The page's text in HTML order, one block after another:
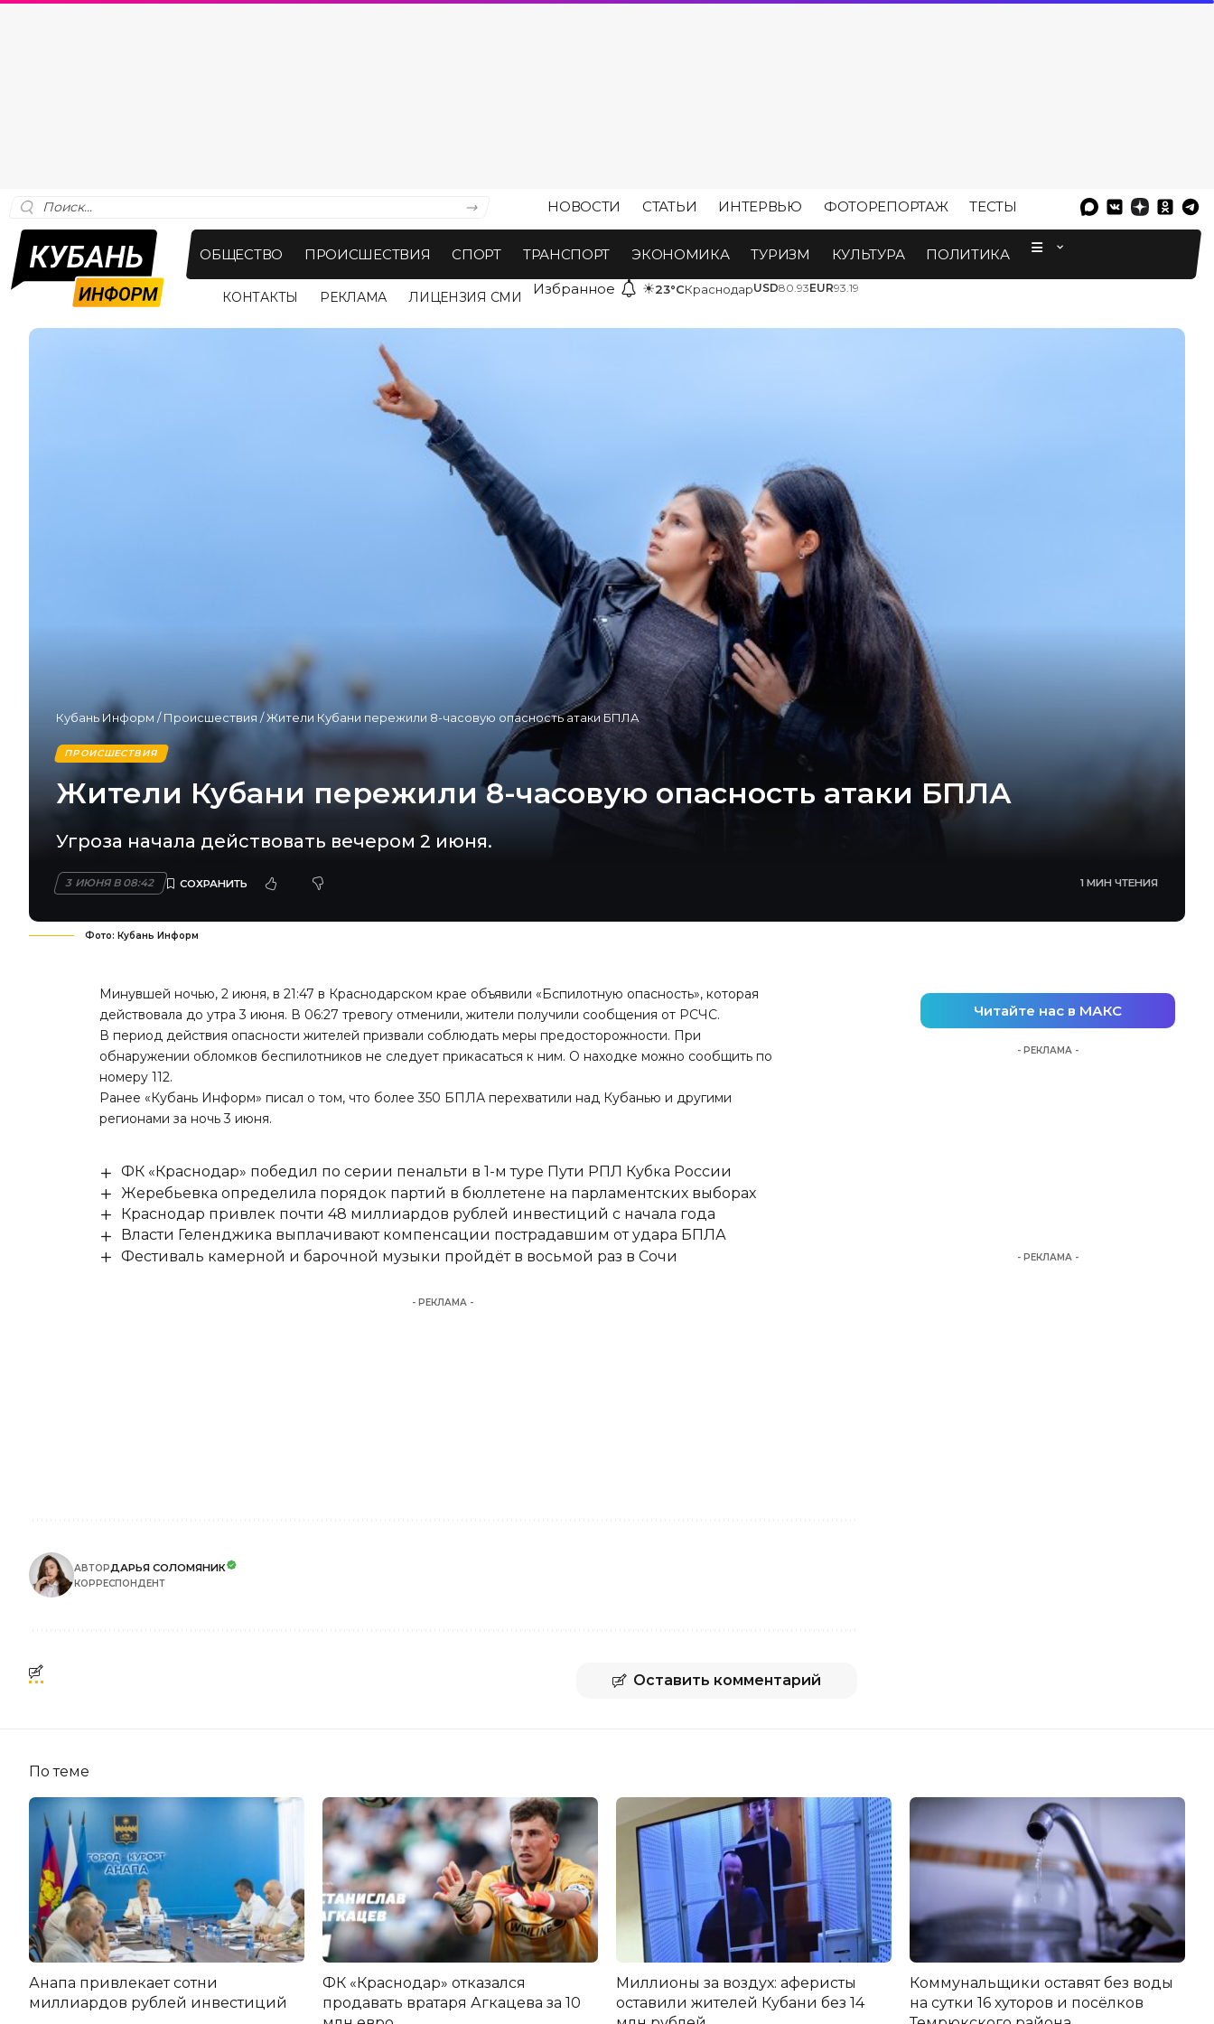
НОВОСТИ СТАТЬИ ИНТЕРВЬЮ ФОТОРЕПОРТАЖ ТЕСТЫ
ОБЩЕСТВО ПРОИСШЕСТВИЯ СПОРТ ТРАНСПОРТ ЭКОНОМИКА ТУРИЗМ КУЛЬТУРА ПОЛИТИКА
КОНТАКТЫ РЕКЛАМА ЛИЦЕНЗИЯ СМИ Избранное ☀23°CКраснодарUSD80.93EUR93.19
Кубань Информ /Происшествия /Жители Кубани пережили 8-часовую опасность атаки БПЛА
ПРОИСШЕСТВИЯ
Жители Кубани пережили 8-часовую опасность атаки БПЛА
Угроза начала действовать вечером 2 июня.
3 ИЮНЯ В 08:42 1 МИН ЧТЕНИЯ
Фото: Кубань Информ
Минувшей ночью, 2 июня, в 21:47 в Краснодарском крае объявили «Бспилотную опасность», которая
действовала до утра 3 июня. В 06:27 тревогу отменили, жители получили сообщения от РСЧС.
В период действия опасности жителей призвали соблюдать меры предосторожности. При
обнаружении обломков беспилотников не следует прикасаться к ним. О находке можно сообщить по
номеру 112.
Ранее «Кубань Информ» писал о том, что более 350 БПЛА перехватили над Кубанью и другими
регионами за ночь 3 июня.
ФК «Краснодар» победил по серии пенальти в 1-м туре Пути РПЛ Кубка России
Жеребьевка определила порядок партий в бюллетене на парламентских выборах
Краснодар привлек почти 48 миллиардов рублей инвестиций с начала года
Власти Геленджика выплачивают компенсации пострадавшим от удара БПЛА
Фестиваль камерной и барочной музыки пройдёт в восьмой раз в Сочи
- РЕКЛАМА -
АВТОРДАРЬЯ СОЛОМЯНИК
КОРРЕСПОНДЕНТ
Оставить комментарий
Читайте нас в МАКС
- РЕКЛАМА -
- РЕКЛАМА -
По теме
Анапа привлекает сотни
миллиардов рублей инвестиций
ФК «Краснодар» отказался
продавать вратаря Агкацева за 10
Миллионы за воздух: аферисты
оставили жителей Кубани без 14
Коммунальщики оставят без воды
на сутки 16 хуторов и посёлков